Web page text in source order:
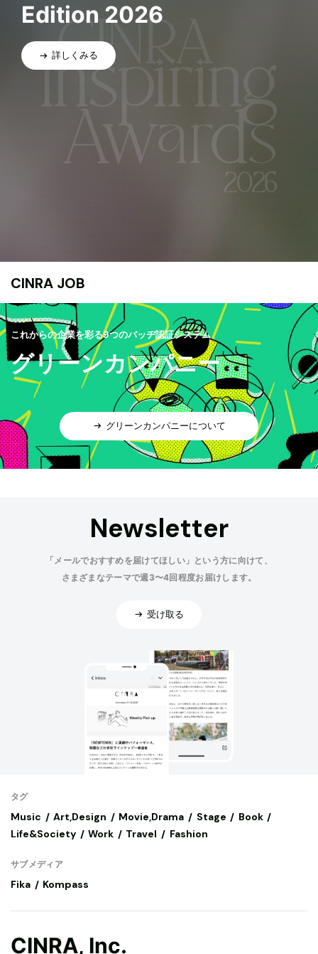
Edition 2026
詳しくみる
CINRA JOB
これからの企業を彩る9つのバッヂ認証システム
グリーンカンパニー
グリーンカンパニーについて
Newsletter
「メールでおすすめを届けてほしい」という方に向けて、
さまざまなテーマで週3〜4回程度お届けします。
受け取る
タグ
Music Art,Design Movie,Drama Stage
Book
Life&Society
Work Travel Fashion
サブメディア
Fika Kompass
CINRA, Inc.